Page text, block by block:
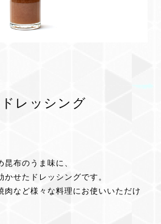
レッシング
布のうま味に、
せたドレッシングです。
肉など様々な料理にお使いいただけ